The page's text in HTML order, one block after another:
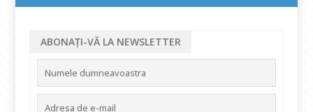
ABONAȚI-VĂ LA NEWSLETTER